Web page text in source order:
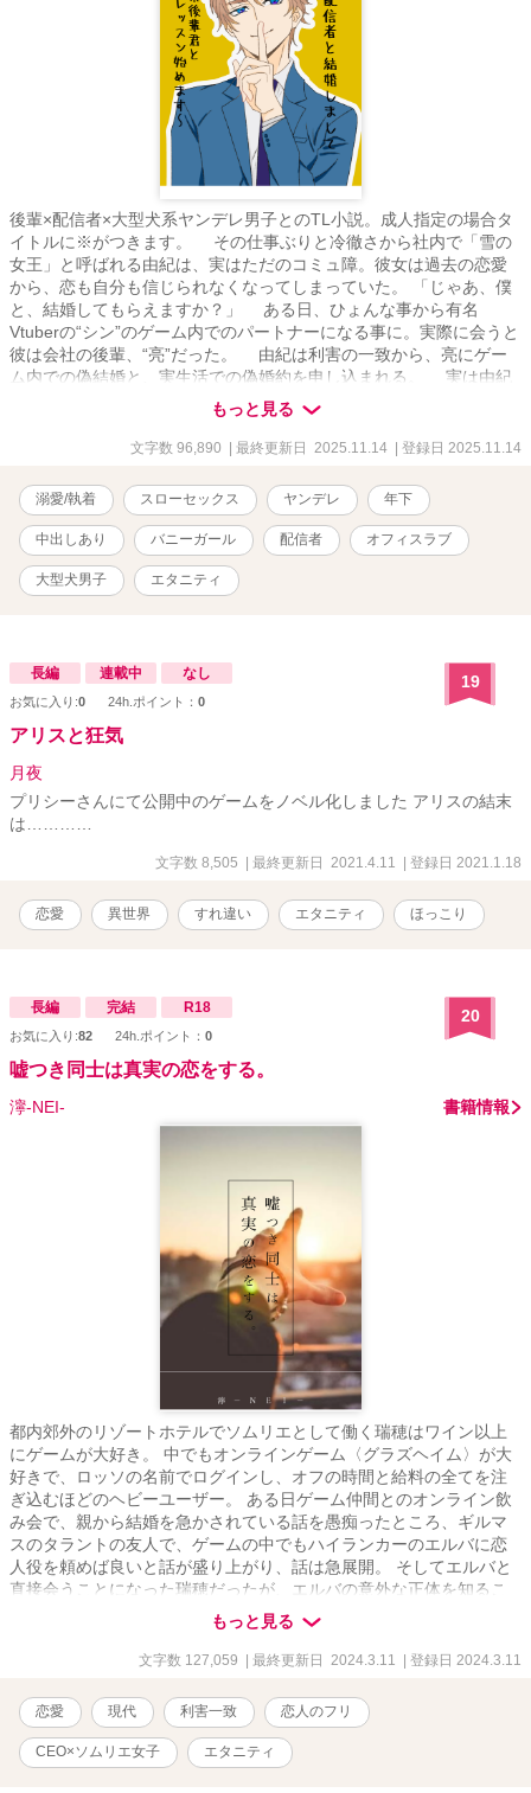
後輩×配信者×大型犬系ヤンデレ男子とのTL小説。成人指定の場合タ
イトルに※がつきます。 その仕事ぶりと冷徹さから社内で「雪の
女王」と呼ばれる由紀は、実はただのコミュ障。彼女は過去の恋愛
から、恋も自分も信じられなくなってしまっていた。 「じゃあ、僕
と、結婚してもらえますか？」 ある日、ひょんな事から有名
Vtuberの“シン”のゲーム内でのパートナーになる事に。実際に会うと
彼は会社の後輩、“亮”だった。 由紀は利害の一致から、亮にゲー
ム内での偽結婚と、実生活での偽婚約を申し込まれる。 実は由紀
と亮はずっと昔に出会っていて……？ あざとい後輩君と、焦った
い【恋のレッスン】始めます。 他サイトでも掲載中。
もっと見る
文字数 96,890 | 最終更新日 2025.11.14 | 登録日 2025.11.14
溺愛/執着 スローセックス ヤンデレ 年下
中出しあり バニーガール 配信者 オフィスラブ
大型犬男子 エタニティ
長編 連載中 なし
お気に入り:0 24h.ポイント： 0
19
アリスと狂気
月夜
プリシーさんにて公開中のゲームをノベル化しました アリスの結末
は…………
文字数 8,505 | 最終更新日 2021.4.11 | 登録日 2021.1.18
恋愛 異世界 すれ違い エタニティ ほっこり
長編 完結 R18
お気に入り:82 24h.ポイント： 0
20
嘘つき同士は真実の恋をする。
濘-NEI- 書籍情報
都内郊外のリゾートホテルでソムリエとして働く瑞穂はワイン以上
にゲームが大好き。 中でもオンラインゲーム〈グラズヘイム〉が大
好きで、ロッソの名前でログインし、オフの時間と給料の全てを注
ぎ込むほどのヘビーユーザー。 ある日ゲーム仲間とのオンライン飲
み会で、親から結婚を急かされている話を愚痴ったところ、ギルマ
スのタラントの友人で、ゲームの中でもハイランカーのエルバに恋
人役を頼めば良いと話が盛り上がり、話は急展開。 そしてエルバと
直接会うことになった瑞穂だったが、エルバの意外な正体を知るこ
とに⁉︎ Rシーンは※ ヒーロー視点は◇をつけてあります。 ★この作
品はエブリスタさんでも公開しています
もっと見る
文字数 127,059 | 最終更新日 2024.3.11 | 登録日 2024.3.11
恋愛 現代 利害一致 恋人のフリ
CEO×ソムリエ女子 エタニティ